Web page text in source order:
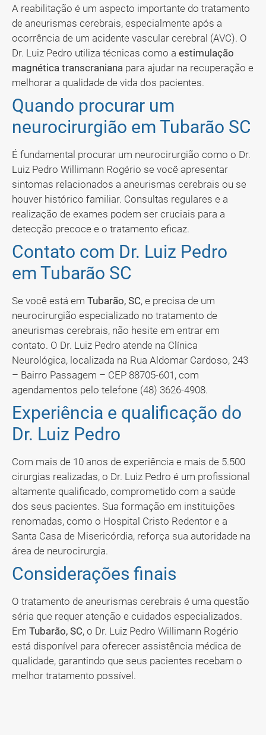
A reabilitação é um aspecto importante do tratamento
de aneurismas cerebrais, especialmente após a
ocorrência de um acidente vascular cerebral (AVC). O
Dr. Luiz Pedro utiliza técnicas como a estimulação
magnética transcraniana para ajudar na recuperação e
melhorar a qualidade de vida dos pacientes.
Quando procurar um
neurocirurgião em Tubarão SC
É fundamental procurar um neurocirurgião como o Dr.
Luiz Pedro Willimann Rogério se você apresentar
sintomas relacionados a aneurismas cerebrais ou se
houver histórico familiar. Consultas regulares e a
realização de exames podem ser cruciais para a
detecção precoce e o tratamento eficaz.
Contato com Dr. Luiz Pedro
em Tubarão SC
Se você está em Tubarão, SC, e precisa de um
neurocirurgião especializado no tratamento de
aneurismas cerebrais, não hesite em entrar em
contato. O Dr. Luiz Pedro atende na Clínica
Neurológica, localizada na Rua Aldomar Cardoso, 243
– Bairro Passagem – CEP 88705-601, com
agendamentos pelo telefone (48) 3626-4908.
Experiência e qualificação do
Dr. Luiz Pedro
Com mais de 10 anos de experiência e mais de 5.500
cirurgias realizadas, o Dr. Luiz Pedro é um profissional
altamente qualificado, comprometido com a saúde
dos seus pacientes. Sua formação em instituições
renomadas, como o Hospital Cristo Redentor e a
Santa Casa de Misericórdia, reforça sua autoridade na
área de neurocirurgia.
Considerações finais
O tratamento de aneurismas cerebrais é uma questão
séria que requer atenção e cuidados especializados.
Em Tubarão, SC, o Dr. Luiz Pedro Willimann Rogério
está disponível para oferecer assistência médica de
qualidade, garantindo que seus pacientes recebam o
melhor tratamento possível.